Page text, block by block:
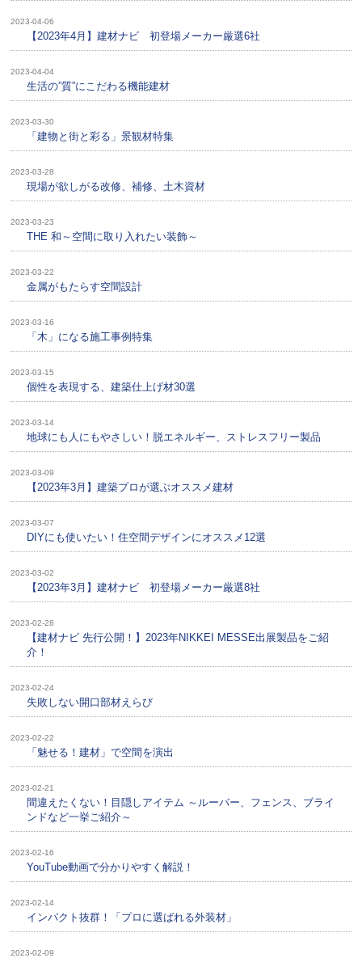
2023-04-06
【2023年4月】建材ナビ 初登場メーカー厳選6社
2023-04-04
生活の”質”にこだわる機能建材
2023-03-30
「建物と街と彩る」景観材特集
2023-03-28
現場が欲しがる改修、補修、土木資材
2023-03-23
THE 和～空間に取り入れたい装飾～
2023-03-22
金属がもたらす空間設計
2023-03-16
「木」になる施工事例特集
2023-03-15
個性を表現する、建築仕上げ材30選
2023-03-14
地球にも人にもやさしい！脱エネルギー、ストレスフリー製品
2023-03-09
【2023年3月】建築プロが選ぶオススメ建材
2023-03-07
DIYにも使いたい！住空間デザインにオススメ12選
2023-03-02
【2023年3月】建材ナビ 初登場メーカー厳選8社
2023-02-28
【建材ナビ 先行公開！】2023年NIKKEI MESSE出展製品をご紹
介！
2023-02-24
失敗しない開口部材えらび
2023-02-22
「魅せる！建材」で空間を演出
2023-02-21
間違えたくない！目隠しアイテム ～ルーバー、フェンス、ブライ
ンドなど一挙ご紹介～
2023-02-16
YouTube動画で分かりやすく解説！
2023-02-14
インパクト抜群！「プロに選ばれる外装材」
2023-02-09